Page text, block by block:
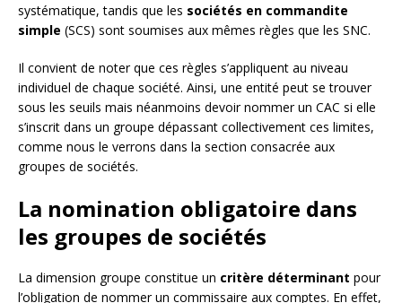
systématique, tandis que les sociétés en commandite
simple (SCS) sont soumises aux mêmes règles que les SNC.
Il convient de noter que ces règles s’appliquent au niveau
individuel de chaque société. Ainsi, une entité peut se trouver
sous les seuils mais néanmoins devoir nommer un CAC si elle
s’inscrit dans un groupe dépassant collectivement ces limites,
comme nous le verrons dans la section consacrée aux
groupes de sociétés.
La nomination obligatoire dans
les groupes de sociétés
La dimension groupe constitue un critère déterminant pour
l’obligation de nommer un commissaire aux comptes. En effet,